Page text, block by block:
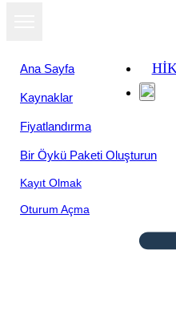
Ana Sayfa
Kaynaklar
Fiyatlandırma
Bir Öykü Paketi Oluşturun
Kayıt Olmak
Oturum Açma